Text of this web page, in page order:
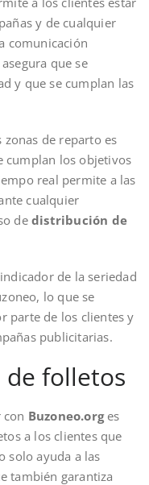
y de cualquier
comunicación
que se
y que se cumplan las
de reparto es
cumplan los objetivos
real permite a las
cualquier
de distribución de
de la seriedad
lo que se
parte de los clientes y
publicitarias.
folletos
con Buzoneo.orges
a los clientes que
solo ayuda a las
también garantiza